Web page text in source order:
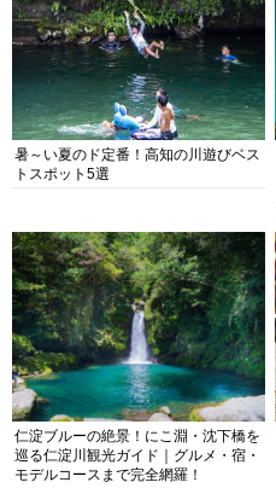
暑～い夏のド定番！高知の川遊びベス
トスポット5選
仁淀ブルーの絶景！にこ淵・沈下橋を
巡る仁淀川観光ガイド｜グルメ・宿・
モデルコースまで完全網羅！